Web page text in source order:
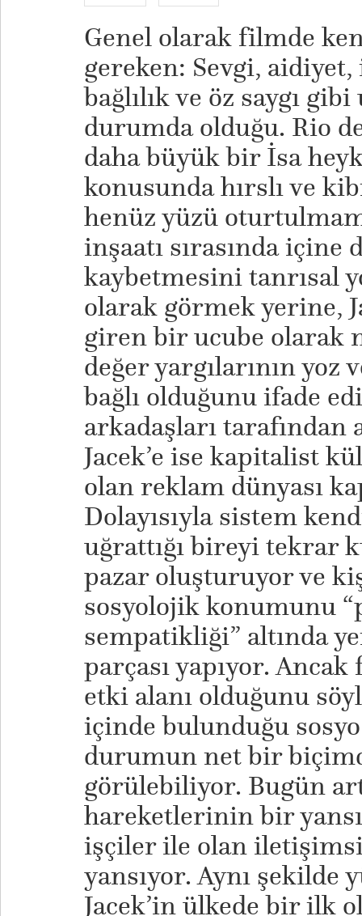
​Genel olarak filmde
gereken: Sevgi,
bağlılık ve öz saygı
durumda olduğu. Rio
daha büyük bir İsa
konusunda hırslı ve
henüz yüzü
inşaatı sırasında içine
kaybetmesini tanrısal
olarak görmek yerine,
giren bir ucube olarak
değer yargılarının
bağlı olduğunu ifade
arkadaşları tarafından
Jacek’e ise kapitalist
olan reklam dünyası
Dolayısıyla sistem
uğrattığı bireyi tekrar
pazar oluşturuyor ve
sosyolojik konumunu
sempatikliği” altında
parçası yapıyor.
etki alanı olduğunu
içinde bulunduğu
durumun net bir
görülebiliyor. Bugün
hareketlerinin bir
işçiler ile olan
yansıyor. Aynı şekilde
Jacek’in ülkede bir ilk